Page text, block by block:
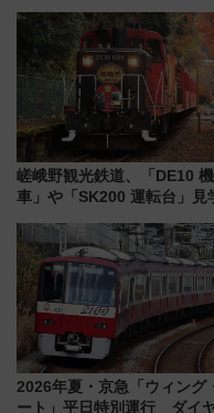
嵯峨野観光鉄道、「DE10
車」や「SK200 運転台」見
トの一環で激レア体験でき
うかも 参加方法やスケジュ
をご紹介
2026年夏・京急「ウィング
ート」平日特別運行 ダイ